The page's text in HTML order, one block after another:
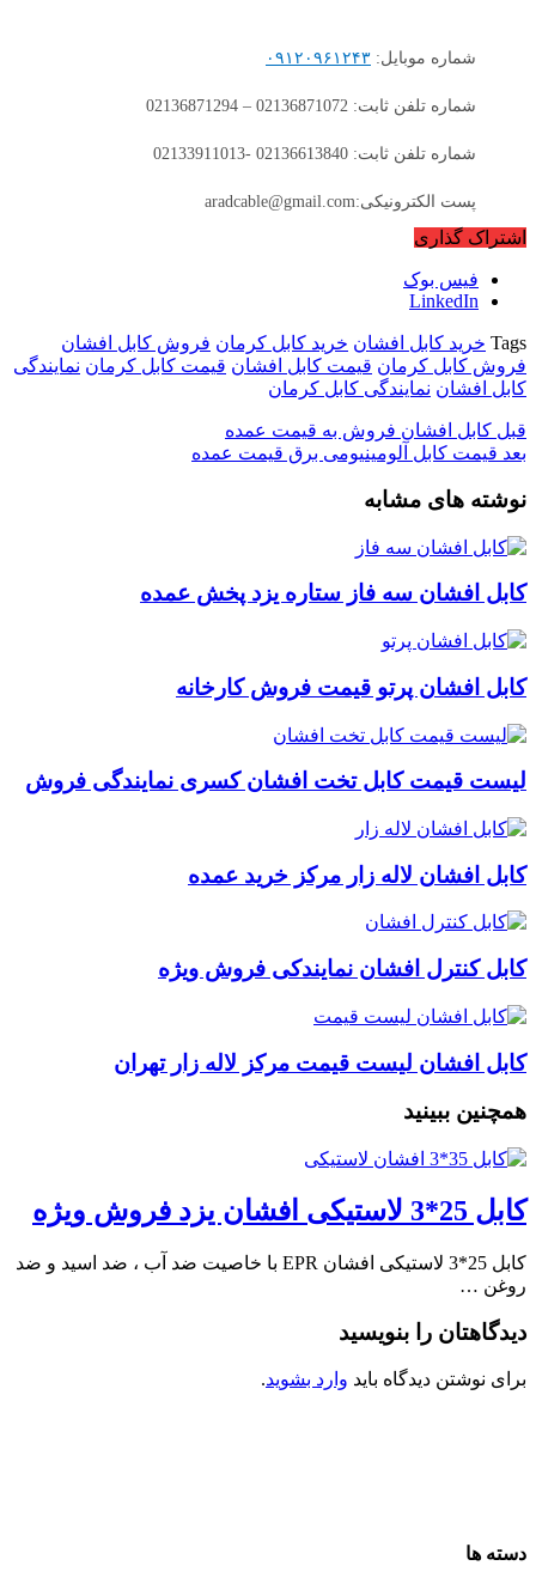
شماره موبایل: ۰۹۱۲۰۹۶۱۲۴۳
شماره تلفن ثابت: 02136871072 – 02136871294
شماره تلفن ثابت: 02136613840 -02133911013
پست الکترونیکی:aradcable@gmail.com
اشتراک گذاری
فیس بوک
LinkedIn
Tags خرید کابل افشان خرید کابل کرمان فروش کابل افشان
فروش کابل کرمان قیمت کابل افشان قیمت کابل کرمان نمایندگی
کابل افشان نمایندگی کابل کرمان
قبل کابل افشان فروش به قیمت عمده
بعد قیمت کابل آلومینیومی برق قیمت عمده
نوشته های مشابه
کابل افشان سه فاز ستاره یزد پخش عمده
کابل افشان پرتو قیمت فروش کارخانه
لیست قیمت کابل تخت افشان کسری نمایندگی فروش
کابل افشان لاله زار مرکز خرید عمده
کابل کنترل افشان نمایندکی فروش ویژه
کابل افشان لیست قیمت مرکز لاله زار تهران
همچنین ببینید
کابل 25*3 لاستیکی افشان یزد فروش ویژه
کابل 25*3 لاستیکی افشان EPR با خاصیت ضد آب ، ضد اسید و ضد
روغن …
دیدگاهتان را بنویسید
برای نوشتن دیدگاه باید وارد بشوید.
دسته ها